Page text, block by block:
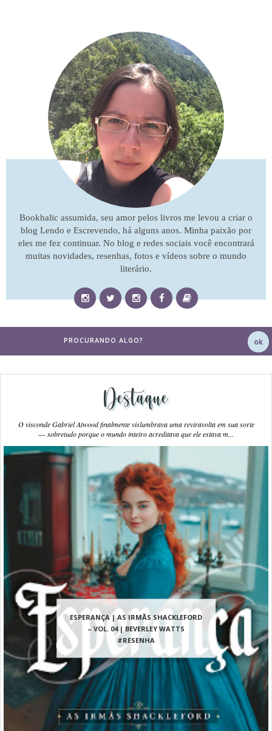
Bookhalic assumida, seu amor pelos livros me levou a criar o
blog Lendo e Escrevendo, há alguns anos. Minha paixão por
eles me fez continuar. No blog e redes sociais você encontrará
muitas novidades, resenhas, fotos e vídeos sobre o mundo
literário.
Destaque
ESPERANÇA | AS IRMÃS SHACKLEFORD
– VOL. 04 | BEVERLEY WATTS
#RESENHA
O visconde Gabriel Atwood finalmente vislumbrava uma reviravolta em sua sorte
― sobretudo porque o mundo inteiro acreditava que ele estava m...